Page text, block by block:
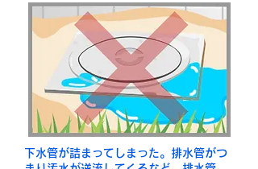
下水管が詰まってしまった。排水管がつ